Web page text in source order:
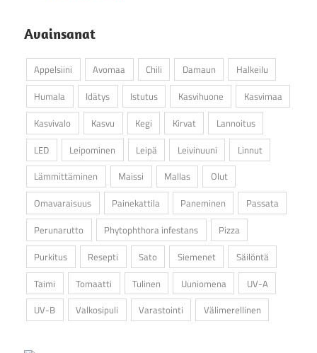
Avainsanat
Appelsiini Avomaa Chili Damaun
Halkeilu
Humala
Idätys Istutus Kasvihuone
Kasvimaa
Kasvivalo
Kasvu Kegi Kirvat
Lannoitus
LED
Leipominen Leipä Leivinuuni
Linnut
Lämmittäminen
Maissi Mallas
Olut
Omavaraisuus
Painekattila Paneminen
Passata
Perunarutto
Phytophthora infestans
Pizza
Purkitus
Resepti Sato Siemenet
Säilöntä
Taimi
Tomaatti Tulinen Uuniomena
UV-A
UV-B
Valkosipuli Varastointi Välimerellinen